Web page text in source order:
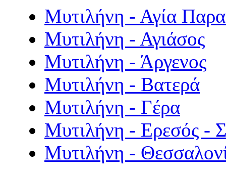
Μυτιλήνη - Αγία
Μυτιλήνη - Αγιάσος
Μυτιλήνη - Άργενος
Μυτιλήνη - Βατερά
Μυτιλήνη - Γέρα
Μυτιλήνη - Ερεσός -
Μυτιλήνη -